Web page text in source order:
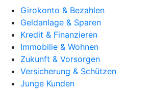
Girokonto & Bezahlen
Geldanlage & Sparen
Kredit & Finanzieren
Immobilie & Wohnen
Zukunft & Vorsorgen
Versicherung & Schützen
Junge Kunden